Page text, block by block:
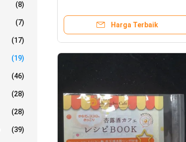
(8)
(7)
(17)
(19)
(46)
(28)
(28)
(39)
Harga Terbaik